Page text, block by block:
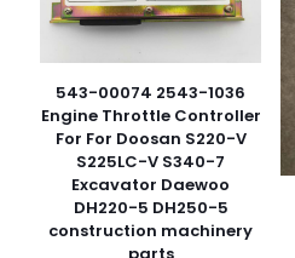
543-00074 2543-1036
Engine Throttle Controller
For For Doosan S220-V
S225LC-V S340-7
Excavator Daewoo
DH220-5 DH250-5
construction machinery